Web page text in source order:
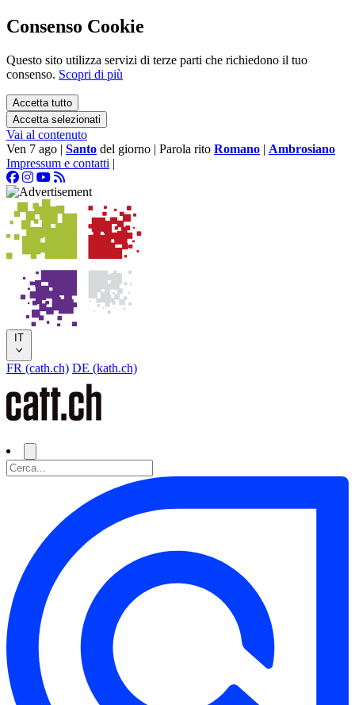
Consenso Cookie
Questo sito utilizza servizi di terze parti che richiedono il tuo
consenso. Scopri di più
Accetta tutto
Accetta selezionati
Vai al contenuto
Ven 7 ago | Santo del giorno | Parola rito Romano | Ambrosiano
Impressum e contatti |
IT
FR (cath.ch) DE (kath.ch)